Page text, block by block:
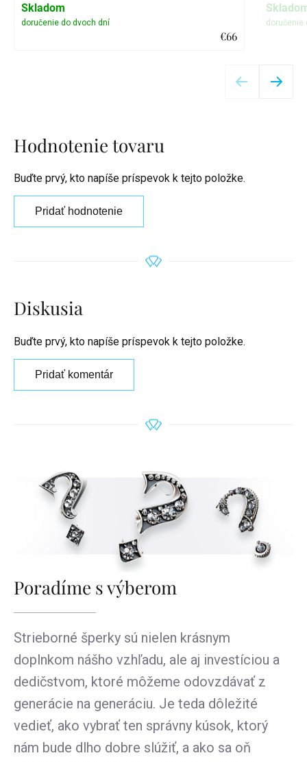
€66
Skladom
Hodnotenie tovaru
Buďte prvý, kto napíše príspevok k tejto položke.
Pridať hodnotenie
Diskusia
Buďte prvý, kto napíše príspevok k tejto položke.
Pridať komentár
Poradíme s výberom
Strieborné šperky sú nielen krásnym
doplnkom nášho vzhľadu, ale aj investíciou a
dedičstvom, ktoré môžeme odovzdávať z
generácie na generáciu. Je teda dôležité
vedieť, ako vybrať ten správny kúsok, ktorý
nám bude dlho dobre slúžiť, a ako sa oň